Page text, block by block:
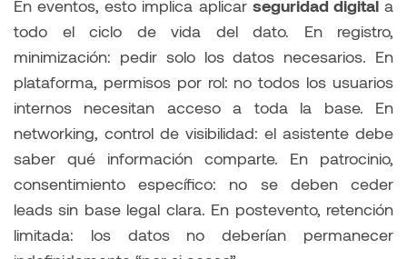
En eventos, esto implica aplicar seguridad digitala
todo el ciclo de vida del dato. En registro,
minimización: pedir solo los datos necesarios. En
plataforma, permisos por rol: no todos los usuarios
internos necesitan acceso a toda la base. En
networking, control de visibilidad: el asistente debe
saber qué información comparte. En patrocinio,
consentimiento específico: no se deben ceder
leads sin base legal clara. En postevento, retención
limitada: los datos no deberían permanecer